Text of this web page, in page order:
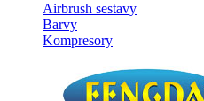
Airbrush sestavy
Barvy
Kompresory